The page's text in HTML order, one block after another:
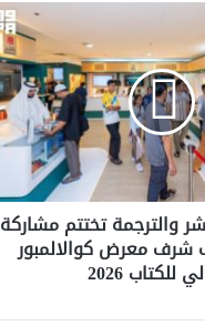
والترجمة تختتم مشاركة
شرف معرض كوالالمبور
للكتاب 2026